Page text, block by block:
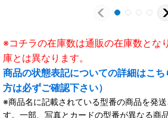
※コチラの在庫数は通販の在庫数とな
庫とは異なります。
商品の状態表記についての詳細はこ
方は必ずご確認下さい）
※商品名に記載されている型番の商品を発
す。一部、写真とカードの型番が異なる商